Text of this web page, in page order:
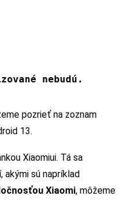
nebudú.
pozrieť na zoznam
13.
Xiaomiui. Tá sa
akými sú napríklad
Xiaomi, môžeme